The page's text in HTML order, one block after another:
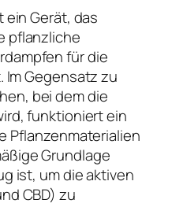
ein Gerät, das
pflanzliche
für die
Gegensatz zu
bei dem die
funktioniert ein
Pflanzenmaterialien
Grundlage
ist, um die aktiven
CBD) zu